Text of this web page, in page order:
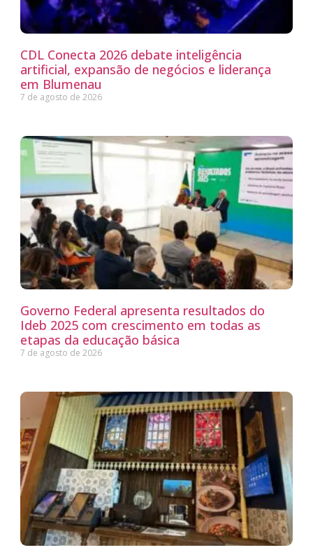
CDL Conecta 2026 debate inteligência
artificial, expansão de negócios e liderança
em Blumenau
7 de agosto de 2026
Governo Federal apresenta resultados do
Ideb 2025 com crescimento em todas as
etapas da educação básica
7 de agosto de 2026